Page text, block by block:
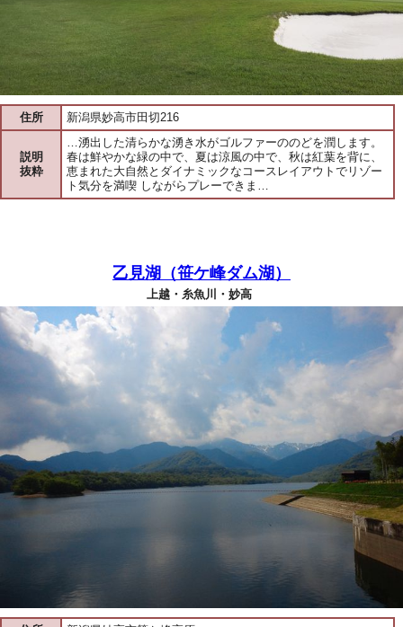
住所 新潟県妙高市田切216
説明
抜粋
…湧出した清らかな湧き水がゴルファーののどを潤します。
春は鮮やかな緑の中で、夏は涼風の中で、秋は紅葉を背に、
恵まれた大自然とダイナミックなコースレイアウトでリゾー
ト気分を満喫 しながらプレーできま…
乙見湖（笹ケ峰ダム湖）
上越・糸魚川・妙高